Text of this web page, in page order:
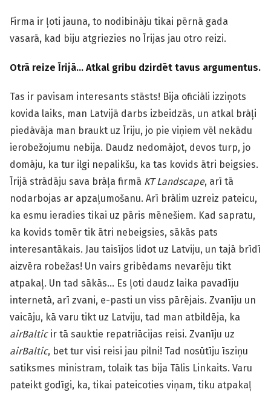
Firma ir ļoti jauna, to nodibināju tikai pērnā gada
vasarā, kad biju atgriezies no Īrijas jau otro reizi.
Otrā reize Īrijā… Atkal gribu dzirdēt tavus argumentus.
Tas ir pavisam interesants stāsts! Bija oficiāli izziņots
kovida laiks, man Latvijā darbs izbeidzās, un atkal brāļi
piedāvāja man braukt uz Īriju, jo pie viņiem vēl nekādu
ierobežojumu nebija. Daudz nedomājot, devos turp, jo
domāju, ka tur ilgi nepalikšu, ka tas kovids ātri beigsies.
Īrijā strādāju sava brāļa firmā KT Landscape, arī tā
nodarbojas ar apzaļumošanu. Arī brālim uzreiz pateicu,
ka esmu ieradies tikai uz pāris mēnešiem. Kad sapratu,
ka kovids tomēr tik ātri nebeigsies, sākās pats
interesantākais. Jau taisījos lidot uz Latviju, un tajā brīdī
aizvēra robežas! Un vairs gribēdams nevarēju tikt
atpakaļ. Un tad sākās… Es ļoti daudz laika pavadīju
internetā, arī zvani, e-pasti un viss pārējais. Zvanīju un
vaicāju, kā varu tikt uz Latviju, tad man atbildēja, ka
airBalticir tā sauktie repatriācijas reisi. Zvanīju uz
airBaltic, bet tur visi reisi jau pilni! Tad nosūtīju īsziņu
satiksmes ministram, tolaik tas bija Tālis Linkaits. Varu
pateikt godīgi, ka, tikai pateicoties viņam, tiku atpakaļ